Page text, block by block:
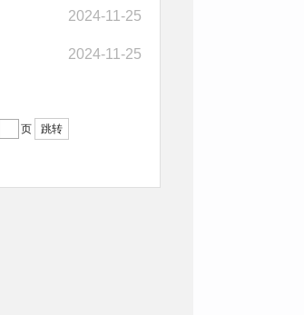
2024-11-25
2024-11-25
页 跳转